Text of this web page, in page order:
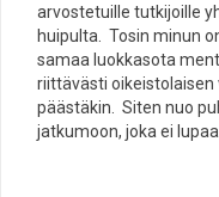
arvostetuille tutkijoille
huipulta. Tosin minun
samaa luokkasota
riittävästi
päästäkin. Siten nuo
jatkumoon, joka ei